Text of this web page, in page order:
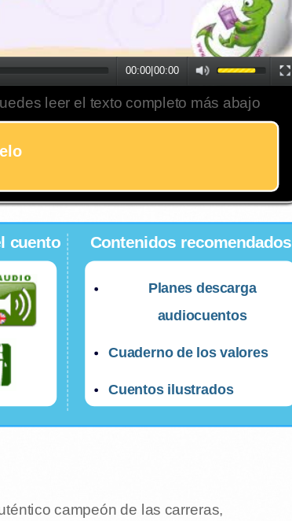
00:00|00:00
leer el texto completo más abajo
cuento Contenidos recomendados
Planes descarga
audiocuentos
Cuaderno de los valores
Cuentos ilustrados
campeón de las carreras,